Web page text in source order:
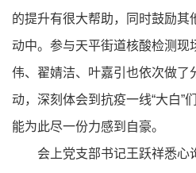
的提升有很大帮助，同时鼓励
动中。参与天平街道核酸检测现
伟、翟婧洁、叶嘉引也依次做了
动，深刻体会到抗疫一线“大白”
能为此尽一份力感到自豪。
会上党支部书记王跃祥悉心